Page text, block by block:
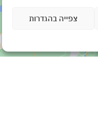
צפייה בהגדרות